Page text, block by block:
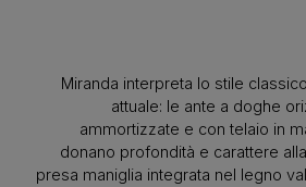
Miranda interpreta lo stile
attuale: le ante a doghe
ammortizzate e con telaio in
donano profondità e carattere
presa maniglia integrata nel legno